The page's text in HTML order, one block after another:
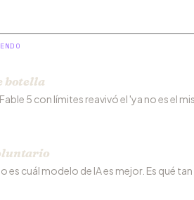
botella
5 con límites reavivó el 'ya no es el
es cuál modelo de IA es mejor. Es qué tan